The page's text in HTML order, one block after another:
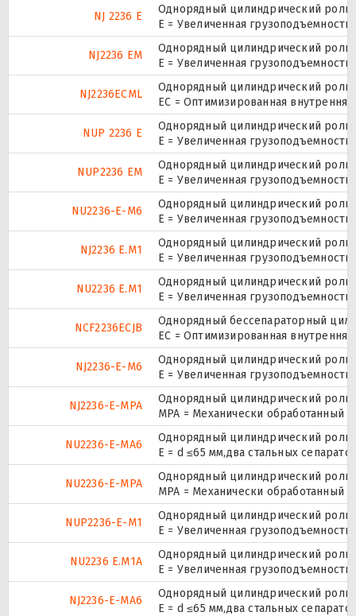
NJ 2236 E
Однорядный цилиндрический
Е = Увеличенная грузоподъемность.
NJ2236 EM
Однорядный цилиндрический
E = Увеличенная
NJ2236ECML
Однорядный цилиндрический
EC = Оптимизированная
NUP 2236 E
Однорядный цилиндрический
Е = Увеличенная грузоподъемность.
NUP2236 EM
Однорядный цилиндрический
E = Увеличенная
NU2236-E-M6
Однорядный цилиндрический
E = Увеличенная
NJ2236 E.M1
Однорядный цилиндрический
E = Увеличенная
NU2236 E.M1
Однорядный цилиндрический
E = Увеличенная
NCF2236ECJB
Однорядный бессепараторный
EC = Оптимизированная
NJ2236-E-M6
Однорядный цилиндрический
E = Увеличенная
NJ2236-E-MPA
Однорядный цилиндрический
MPA = Механически обработанный
NU2236-E-MA6
Однорядный цилиндрический
E = d ≤65 мм,два стальных
NU2236-E-MPA
Однорядный цилиндрический
MPA = Механически обработанный
NUP2236-E-M1
Однорядный цилиндрический
E = Увеличенная
NU2236 E.M1A
Однорядный цилиндрический
E = Увеличенная
NJ2236-E-MA6
Однорядный цилиндрический
E = d ≤65 мм,два стальных